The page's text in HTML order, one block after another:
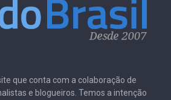
que conta com a colaboração de
e blogueiros. Temos a intenção